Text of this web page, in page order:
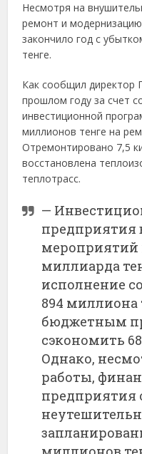
Несмотря на
ремонт и
закончило год с
тенге.
Как сообщил директор
прошлом году за счет
инвестиционной
миллионов тенге на
Отремонтировано 7,5
восстановлена
теплотрасс.
—
предприятия
мероприятий
миллиарда
исполнение
894 миллиона
бюджетным
сэкономить
Однако,
работы,
предприятия